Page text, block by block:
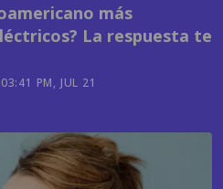
más
La respuesta te
03:41 PM, JUL 21